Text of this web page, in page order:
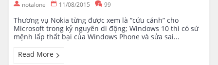
notalone 11/08/2015 99
Thương vụ Nokia từng được xem là “cứu cánh” cho
Microsoft trong kỷ nguyên di động; Windows 10 thì có sứ
mệnh lấp thất bại của Windows Phone và sửa sai...
Read More